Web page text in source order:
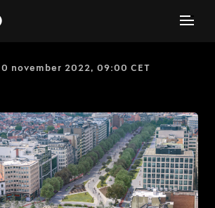
november 2022, 09:00 CET